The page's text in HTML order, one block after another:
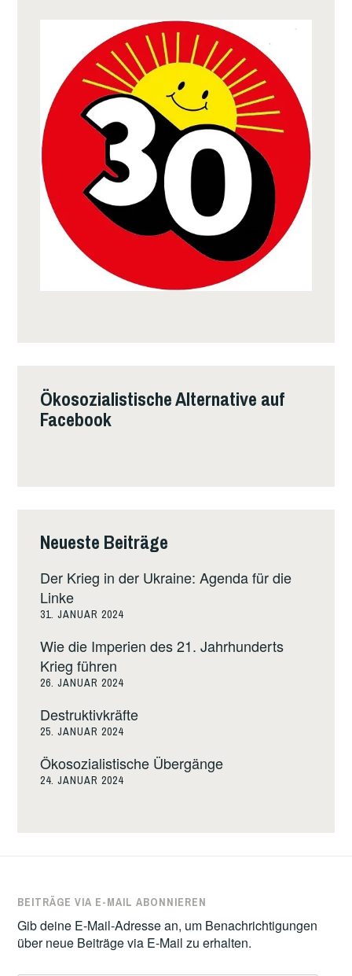
Ökosozialistische Alternative auf
Facebook
Neueste Beiträge
Der Krieg in der Ukraine: Agenda für die
Linke
31. JANUAR 2024
Wie die Imperien des 21. Jahrhunderts
Krieg führen
26. JANUAR 2024
Destruktivkräfte
25. JANUAR 2024
Ökosozialistische Übergänge
24. JANUAR 2024
BEITRÄGE VIA E-MAIL ABONNIEREN
Gib deine E-Mail-Adresse an, um Benachrichtigungen
über neue Beiträge via E-Mail zu erhalten.